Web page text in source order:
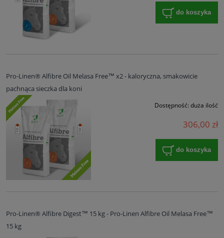
do koszyka
Pro-Linen® Alfibre Oil Melasa Free™ x2 - kaloryczna, smakowicie
pachnąca sieczka dla koni
Dostępność: duża ilość
306,00 zł
do koszyka
Pro-Linen® Alfibre Digest™ 15 kg - Pro-Linen Alfibre Oil Melasa Free™
15 kg